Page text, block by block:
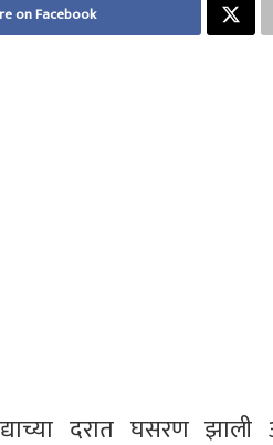
on Facebook
दरात घसरण